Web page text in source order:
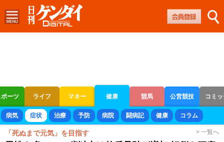
ーツ ライフ マネー 健康 競馬 公営競技 コミ
ボートレース 競輪 オートレース
病気 症状 治療 予防 病院 闘病記 健康 コラム
「死ぬまで元気」を目指す > 一覧へ